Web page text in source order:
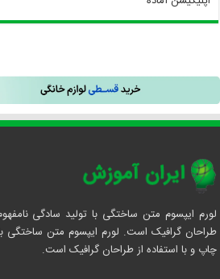
لورم ایپسوم متن ساختگی با تولید سادگی
طراحان گرافیک است. لورم ایپسوم متن ساختگی
چاپ و با استفاده از طراحان گرافیک است.